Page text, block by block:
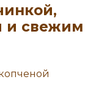
и свежим